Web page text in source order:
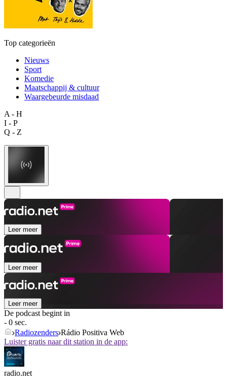
Top categorieën
Nieuws
Sport
Komedie
Maatschappij & cultuur
Waargebeurde misdaad
A - H
I - P
Q - Z
Leer meer
Leer meer
Leer meer
De podcast begint in
- 0 sec.
Radiozenders Rádio Positiva Web
Luister gratis naar dit station in de app:
radio.net